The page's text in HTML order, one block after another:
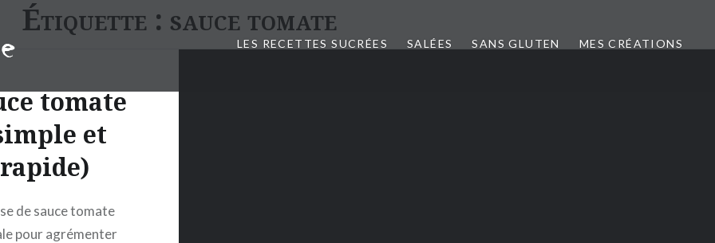
LES RECETTES SUCRÉES SALÉES SANS GLUTEN MES CRÉATIONS
Étiquette : sauce tomate
tomate
et
rapide)
de sauce tomate
pour agrémenter